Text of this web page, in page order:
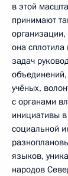
в этой
принимают
она
задач
учёных,
с органами
инициативы
социальной
языков,
народов